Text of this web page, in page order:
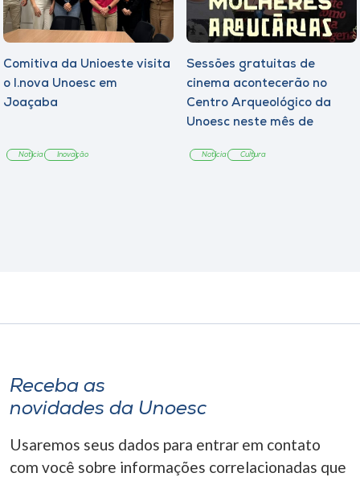
Comitiva da Unioeste visita
o I.nova Unoesc em
Joaçaba
Notícia Inovação
Sessões gratuitas de
cinema acontecerão no
Centro Arqueológico da
Unoesc neste mês de
Notícia Cultura
Receba as
novidades da Unoesc
Usaremos seus dados para entrar em contato
com você sobre informações correlacionadas que